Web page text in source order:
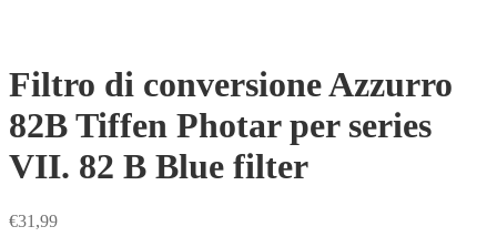
Filtro di conversione Azzurro
82B Tiffen Photar per series
VII. 82 B Blue filter
€31,99